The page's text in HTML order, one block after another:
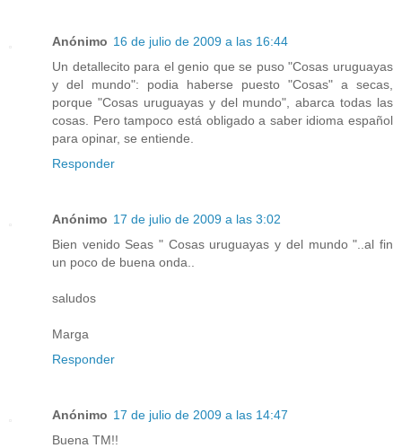
Anónimo 16 de julio de 2009 a las 16:44
Un detallecito para el genio que se puso "Cosas uruguayas
y del mundo": podia haberse puesto "Cosas" a secas,
porque "Cosas uruguayas y del mundo", abarca todas las
cosas. Pero tampoco está obligado a saber idioma español
para opinar, se entiende.
Responder
Anónimo 17 de julio de 2009 a las 3:02
Bien venido Seas " Cosas uruguayas y del mundo "..al fin
un poco de buena onda..
saludos
Marga
Responder
Anónimo 17 de julio de 2009 a las 14:47
Buena TM!!